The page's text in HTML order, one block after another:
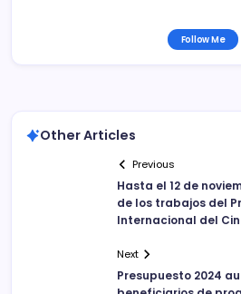
Follow Me
Other Articles
Previous
Hasta el 12 de
de los trabajos del
Internacional del
Next
Presupuesto 2024